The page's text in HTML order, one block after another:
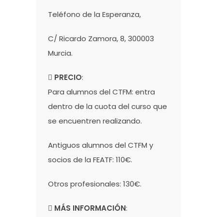
Teléfono de la Esperanza,
C/ Ricardo Zamora, 8, 300003
Murcia.
PRECIO:
Para alumnos del CTFM: entra
dentro de la cuota del curso que
se encuentren realizando.
Antiguos alumnos del CTFM y
socios de la FEATF: 110€.
Otros profesionales: 130€.
MÁS INFORMACIÓN: